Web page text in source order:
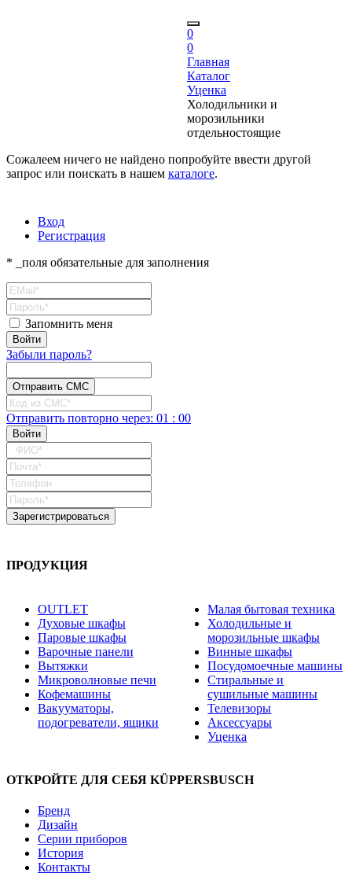
0
0
Главная
Каталог
Уценка
Холодильники и
морозильники
отдельностоящие
Сожалеем ничего не найдено попробуйте ввести другой
запрос или поискать в нашем каталоге.
Вход
Регистрация
* _поля обязательные для заполнения
Запомнить меня
Забыли пароль?
Отправить повторно через: 01 : 00
ПРОДУКЦИЯ
OUTLET
Духовые шкафы
Паровые шкафы
Варочные панели
Вытяжки
Микроволновые печи
Кофемашины
Вакууматоры,
подогреватели, ящики
Малая бытовая техника
Холодильные и
морозильные шкафы
Винные шкафы
Посудомоечные машины
Стиральные и
сушильные машины
Телевизоры
Аксессуары
Уценка
ОТКРОЙТЕ ДЛЯ СЕБЯ KÜPPERSBUSCH
Бренд
Дизайн
Серии приборов
История
Контакты